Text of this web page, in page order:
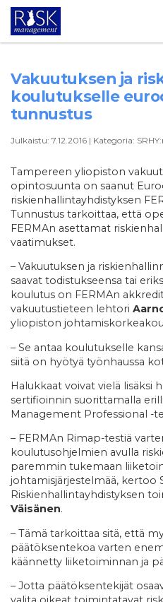
Vakuutuksen ja
koulutukselle
tunnustus
Julkaistu: 7.12.2016 | Kategoria:
Tampereen yliopiston
opintosuunta on saanut
riskienhallintayhdistyksen
Tunnustus tarkoittaa, että
FERMAn asettamat
vaatimukset.
– Vakuutuksen ja
saavat todistukseensa tai
koulutus on FERMAn
vakuutustieteen lehtori
yliopiston
– Se antaa koulutukselle
siitä on hyötyä työnhaussa
Halukkaat voivat vielä lisäksi
sertifioinnin suorittamalla
Management Professional -
– FERMAn Rimap-testiä
koulutusohjelmien avulla
paremmin tukemaan
johtamisjärjestelmää, kertoo
Riskienhallintayhdistyksen
Väisänen.
– Tämä tarkoittaa sitä, että
päätöksentekoa varten
käännetty liiketoiminnan ja
– Jotta päätöksentekijät